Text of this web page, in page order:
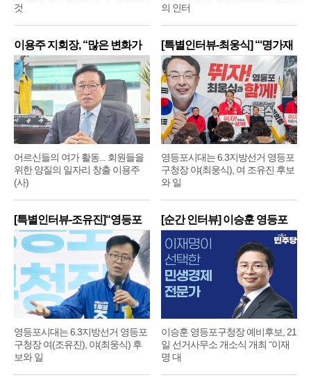
것
의 인터
이용주 지회장, “많은 변화가
어르신들의 여가 활동... 회원들을
위한 양질의 일자리 창출 이용주
(사)
[특별인터뷰-최웅식] “‘명가재
영등포시대는 6.3지방선거 영등포
구청장 야(최웅식), 여 조유진 후보
와 일
[특별인터뷰-조유진]“영등포
구
영등포시대는 6.3지방선거 영등포
구청장 여(조유진), 야(최웅식) 후
보와 일
[순간 인터뷰] 이승훈 영등포
구
이승훈 영등포구청장 예비후보, 21
일 선거사무소 개소식 개최 “이재
명 대